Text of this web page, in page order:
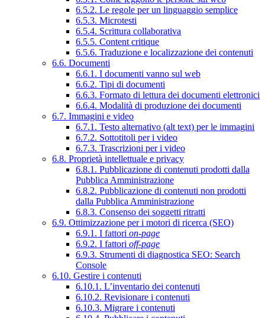
6.5.2. Le regole per un linguaggio semplice
6.5.3. Microtesti
6.5.4. Scrittura collaborativa
6.5.5. Content critique
6.5.6. Traduzione e localizzazione dei contenuti
6.6. Documenti
6.6.1. I documenti vanno sul web
6.6.2. Tipi di documenti
6.6.3. Formato di lettura dei documenti elettronici
6.6.4. Modalità di produzione dei documenti
6.7. Immagini e video
6.7.1. Testo alternativo (alt text) per le immagini
6.7.2. Sottotitoli per i video
6.7.3. Trascrizioni per i video
6.8. Proprietà intellettuale e privacy
6.8.1. Pubblicazione di contenuti prodotti dalla
Pubblica Amministrazione
6.8.2. Pubblicazione di contenuti non prodotti
dalla Pubblica Amministrazione
6.8.3. Consenso dei soggetti ritratti
6.9. Ottimizzazione per i motori di ricerca (SEO)
6.9.1. I fattori on-page
6.9.2. I fattori off-page
6.9.3. Strumenti di diagnostica SEO: Search
Console
6.10. Gestire i contenuti
6.10.1. L’inventario dei contenuti
6.10.2. Revisionare i contenuti
6.10.3. Migrare i contenuti